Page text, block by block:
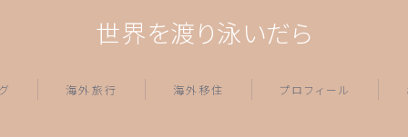
世界を渡り泳いだら
海外旅行 海外移住 プロフィール